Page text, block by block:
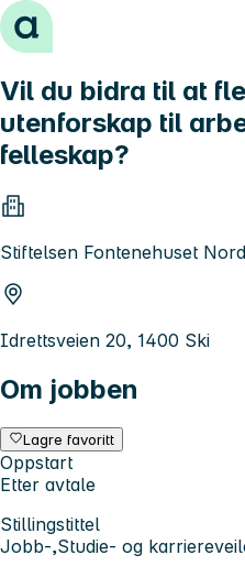
Hopp til innhold
Vil du bidra til at
utenforskap til
felleskap?
Stiftelsen Fontenehuset
Idrettsveien 20, 1400 Ski
Om jobben
Lagre favoritt
Oppstart
Etter avtale
Stillingstittel
Jobb-,Studie- og